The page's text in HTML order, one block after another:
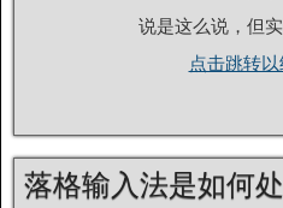
说是这么说，但
点击跳转
落格输入法是如何